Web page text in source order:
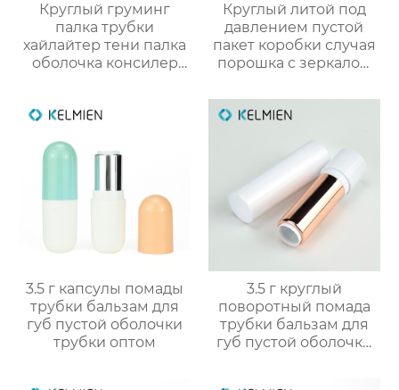
Круглый груминг
палка трубки
хайлайтер тени палка
оболочка консилер
пластик упаковка
Круглый литой под
давлением пустой
пакет коробки случая
порошка с зеркалом
3.5 г капсулы помады
трубки бальзам для
губ пустой оболочки
трубки оптом
3.5 г круглый
поворотный помада
трубки бальзам для
губ пустой оболочки